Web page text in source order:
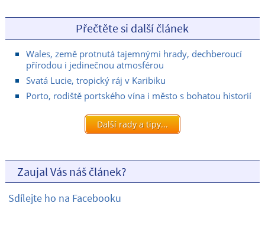
Přečtěte si další článek
Wales, země protnutá tajemnými hrady, dechberoucí
přírodou i jedinečnou atmosférou
Svatá Lucie, tropický ráj v Karibiku
Porto, rodiště portského vína i město s bohatou historií
Další rady a tipy...
Zaujal Vás náš článek?
Sdílejte ho na Facebooku